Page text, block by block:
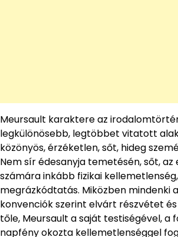
Meursault karaktere az
legkülönösebb, legtöbbet vitatott
közönyös, érzéketlen, sőt, hideg
Nem sír édesanyja temetésén, sőt, az
számára inkább fizikai
megrázkódtatás. Miközben mindenki
konvenciók szerint elvárt részvétet
tőle, Meursault a saját testiségével, a
napfény okozta kellemetlenséggel